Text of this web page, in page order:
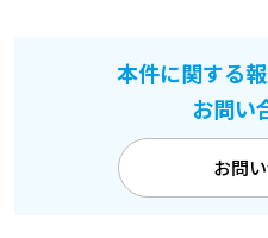
本件に関する
お問い
お問